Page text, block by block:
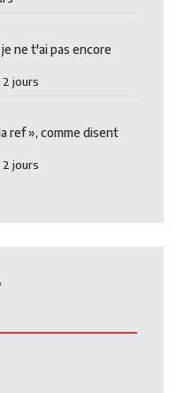
ne t'ai pas encore
2 jours
ref », comme disent
2 jours